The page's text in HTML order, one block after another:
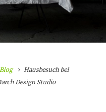
Hausbesuch bei
Design Studio